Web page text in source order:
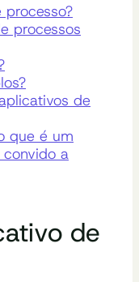
processos
de
que é um
a
de